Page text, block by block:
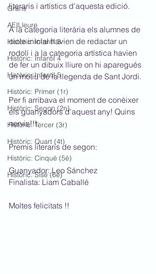
Grans
AEILleure
Històric: Infantil 3
Històric: Infantil 4
Històric: Infantil 5
Històric: Primer (1r)
Històric: Segon (2n)
Històric: Tercer (3r)
Històric: Quart (4t)
Històric: Cinquè (5è)
Històric: Sisè (6è)
literaris i artístics d'aquesta edició.
A la categoria literària els alumnes de
cicle inicial havien de redactar un
rodolí i a la categoria artística havien
de fer un dibuix lliure on hi aparegués
un motiu de la llegenda de Sant Jordi.
Per fi arribava el moment de conèixer
els guanyadors d'aquest any! Quins
nervis!!!
Premis literaris de segon:
Guanyador: Leo Sánchez
Finalista: Liam Caballé
Moltes felicitats !!